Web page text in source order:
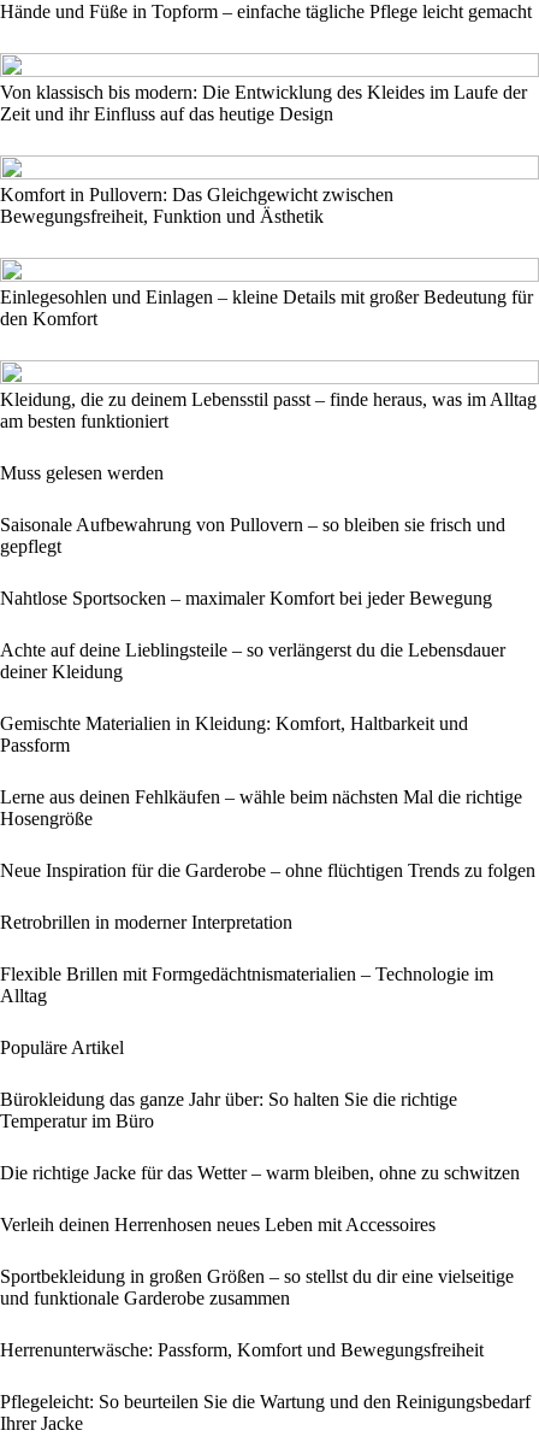
Hände und Füße in Topform – einfache tägliche Pflege leicht gemacht
Von klassisch bis modern: Die Entwicklung des Kleides im Laufe der
Zeit und ihr Einfluss auf das heutige Design
Komfort in Pullovern: Das Gleichgewicht zwischen
Bewegungsfreiheit, Funktion und Ästhetik
Einlegesohlen und Einlagen – kleine Details mit großer Bedeutung für
den Komfort
Kleidung, die zu deinem Lebensstil passt – finde heraus, was im Alltag
am besten funktioniert
Muss gelesen werden
Saisonale Aufbewahrung von Pullovern – so bleiben sie frisch und
gepflegt
Nahtlose Sportsocken – maximaler Komfort bei jeder Bewegung
Achte auf deine Lieblingsteile – so verlängerst du die Lebensdauer
deiner Kleidung
Gemischte Materialien in Kleidung: Komfort, Haltbarkeit und
Passform
Lerne aus deinen Fehlkäufen – wähle beim nächsten Mal die richtige
Hosengröße
Neue Inspiration für die Garderobe – ohne flüchtigen Trends zu folgen
Retrobrillen in moderner Interpretation
Flexible Brillen mit Formgedächtnismaterialien – Technologie im
Alltag
Populäre Artikel
Bürokleidung das ganze Jahr über: So halten Sie die richtige
Temperatur im Büro
Die richtige Jacke für das Wetter – warm bleiben, ohne zu schwitzen
Verleih deinen Herrenhosen neues Leben mit Accessoires
Sportbekleidung in großen Größen – so stellst du dir eine vielseitige
und funktionale Garderobe zusammen
Herrenunterwäsche: Passform, Komfort und Bewegungsfreiheit
Pflegeleicht: So beurteilen Sie die Wartung und den Reinigungsbedarf
Ihrer Jacke